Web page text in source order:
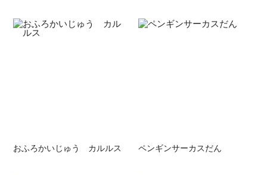
おふろかいじゅう カルルス ペンギンサーカスだん